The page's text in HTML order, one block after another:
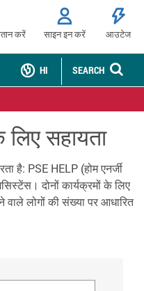
करें साइन इन करें आउटेज
SEARCH
HI
सहायता
है: PSE HELP (होम एनर्जी
दोनों कार्यक्रमों के लिए
लोगों की संख्या पर आधारित